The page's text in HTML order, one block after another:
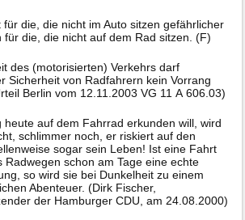
für die, die nicht im Auto sitzen gefährlicher
für die, die nicht auf dem Rad sitzen. (F)
des (motorisierten) Verkehrs darf
Sicherheit von Radfahrern kein Vorrang
Berlin vom 12.11.2003 VG 11 A 606.03)
heute auf dem Fahrrad erkunden will, wird
schlimmer noch, er riskiert auf den
sogar sein Leben! Ist eine Fahrt
Radwegen schon am Tage eine echte
so wird sie bei Dunkelheit zu einem
Abenteuer. (Dirk Fischer,
der Hamburger CDU, am 24.08.2000)